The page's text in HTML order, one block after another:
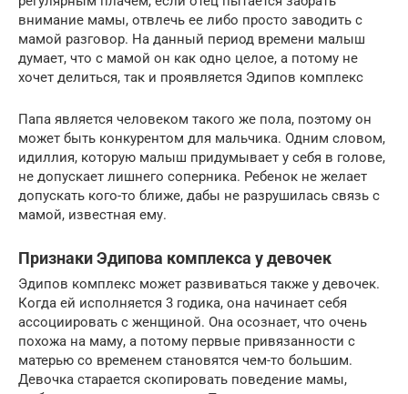
внимание мамы, отвлечь ее либо просто заводить с
мамой разговор. На данный период времени малыш
думает, что с мамой он как одно целое, а потому не
хочет делиться, так и проявляется Эдипов комплекс
Папа является человеком такого же пола, поэтому он
может быть конкурентом для мальчика. Одним словом,
идиллия, которую малыш придумывает у себя в голове,
не допускает лишнего соперника. Ребенок не желает
допускать кого-то ближе, дабы не разрушилась связь с
мамой, известная ему.
Признаки Эдипова комплекса у девочек
Эдипов комплекс может развиваться также у девочек.
Когда ей исполняется 3 годика, она начинает себя
ассоциировать с женщиной. Она осознает, что очень
похожа на маму, а потому первые привязанности с
матерью со временем становятся чем-то большим.
Девочка старается скопировать поведение мамы,